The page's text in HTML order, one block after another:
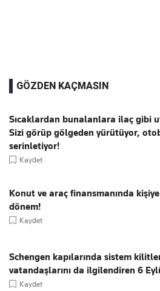
GÖZDEN KAÇMASIN
Sıcaklardan bunalanlara ilaç gibi
Sizi görüp gölgeden yürütüyor,
serinletiyor!
Kaydet
Konut ve araç finansmanında
dönem!
Kaydet
Schengen kapılarında sistem
vatandaşlarını da ilgilendiren 6
Kaydet